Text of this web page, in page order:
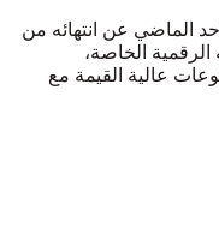
الماضي عن انتهائه من
الرقمية الخاصة،
عالية القيمة مع